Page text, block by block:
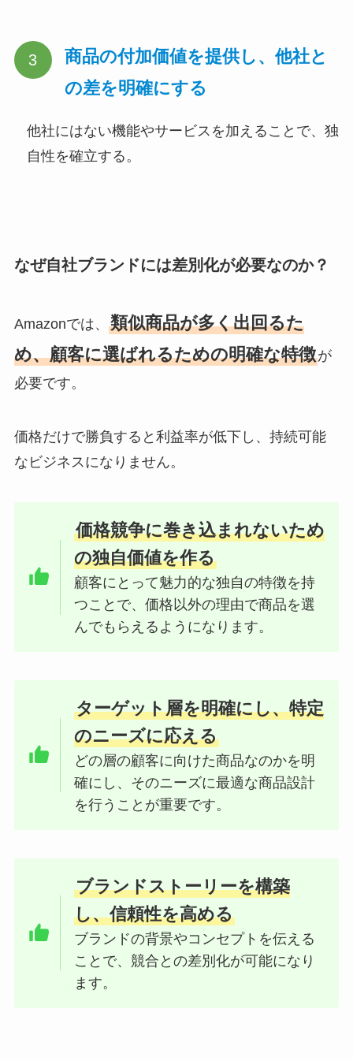
商品の付加価値を提供し、他社と
の差を明確にする
他社にはない機能やサービスを加えることで、独
自性を確立する。
なぜ自社ブランドには差別化が必要なのか？
Amazonでは、 類似商品が多く出回るた
め、顧客に選ばれるための明確な特徴が
必要です。
価格だけで勝負すると利益率が低下し、持続可能
なビジネスになりません。
価格競争に巻き込まれないため
の独自価値を作る
顧客にとって魅力的な独自の特徴を持
つことで、価格以外の理由で商品を選
んでもらえるようになります。
ターゲット層を明確にし、特定
のニーズに応える
どの層の顧客に向けた商品なのかを明
確にし、そのニーズに最適な商品設計
を行うことが重要です。
ブランドストーリーを構築
し、信頼性を高める
ブランドの背景やコンセプトを伝える
ことで、競合との差別化が可能になり
ます。